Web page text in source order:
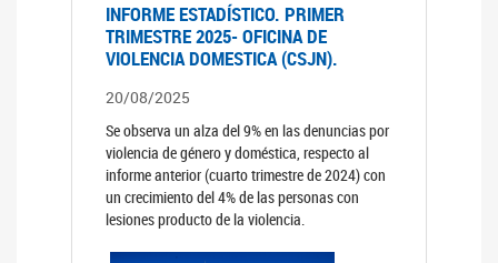
INFORME ESTADÍSTICO. PRIMER
TRIMESTRE 2025- OFICINA DE
VIOLENCIA DOMESTICA (CSJN).
20/08/2025
Se observa un alza del 9% en las denuncias por
violencia de género y doméstica, respecto al
informe anterior (cuarto trimestre de 2024) con
un crecimiento del 4% de las personas con
lesiones producto de la violencia.